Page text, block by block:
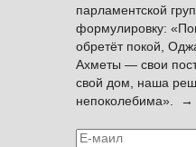
парламентской
формулировку:
обретёт покой,
Ахметы — свои
свой дом, наша
непоколебима». →